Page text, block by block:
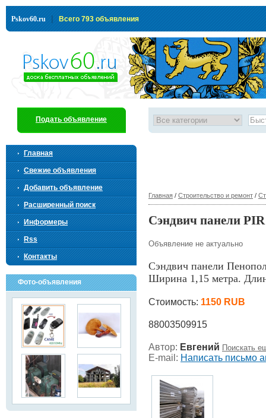
Pskov60.ru | Всего 793 объявления
Главная / Строительство и ремонт /
Сэндвич панели
Объявление не актуально
Сэндвич панели
Ширина 1,15 метра.
Стоимость: 1150 RUB
88003509915
Автор: Евгений Поискать
E-mail: Написать письмо
Подать объявление
Главная
Свежие объявления
Добавить объявление
Расширенный поиск
Информеры
Rss
Контакты
Фото-объявления